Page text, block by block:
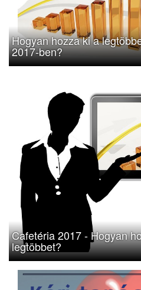
Hogyan hozza ki a
2017-ben?
Cafetéria 2017 - Hogyan
legtöbbet?